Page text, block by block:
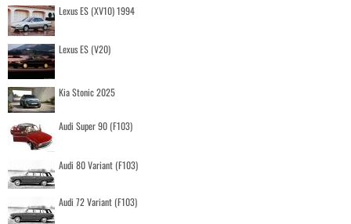
Lexus ES (XV10) 1994
Lexus ES (V20)
Kia Stonic 2025
Audi Super 90 (F103)
Audi 80 Variant (F103)
Audi 72 Variant (F103)